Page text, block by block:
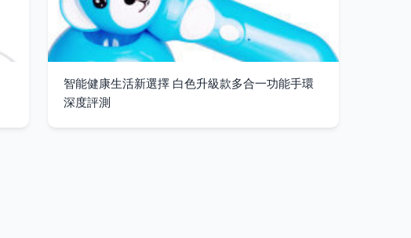
智能健康生活新選擇 白色升級款多合一功能手環
深度評測